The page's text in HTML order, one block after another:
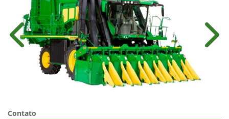
Anterior
Contato